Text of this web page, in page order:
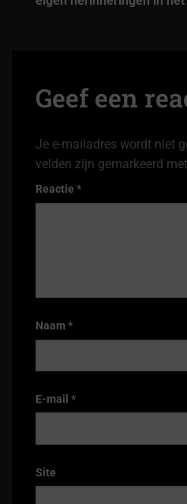
Geef een
Je e-mailadres wordt niet
velden zijn gemarkeerd met
Reactie *
Naam*
E-mail *
Site